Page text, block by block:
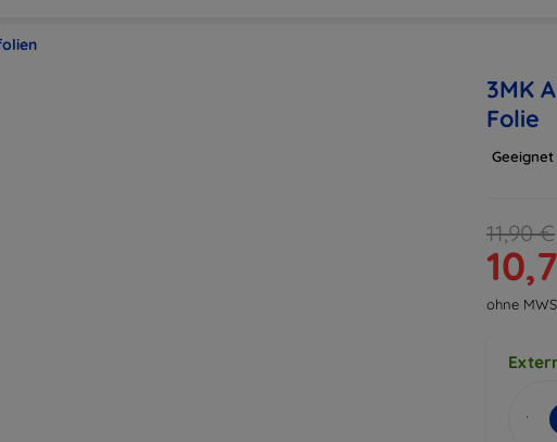
3MK
Folie
11,90 €
ohne